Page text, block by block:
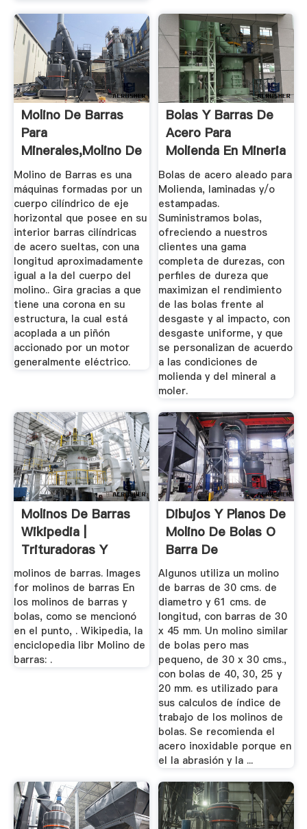
Molino De Barras
Para
Minerales,Molino De
Minerales Para
Venta
Molino de Barras es una
máquinas formadas por un
cuerpo cilíndrico de eje
horizontal que posee en su
interior barras cilíndricas
de acero sueltas, con una
longitud aproximadamente
igual a la del cuerpo del
molino.. Gira gracias a que
tiene una corona en su
estructura, la cual está
acoplada a un piñón
accionado por un motor
generalmente eléctrico.
Bolas Y Barras De
Acero Para
Molienda En Mineria
E Industria.
Bolas de acero aleado para
Molienda, laminadas y/o
estampadas.
Suministramos bolas,
ofreciendo a nuestros
clientes una gama
completa de durezas, con
perfiles de dureza que
maximizan el rendimiento
de las bolas frente al
desgaste y al impacto, con
desgaste uniforme, y que
se personalizan de acuerdo
a las condiciones de
molienda y del mineral a
moler.
Molinos De Barras
Wikipedia |
Trituradoras Y
Molinos
molinos de barras. Images
for molinos de barras En
los molinos de barras y
bolas, como se mencionó
en el punto, . Wikipedia, la
enciclopedia libr Molino de
barras: .
Dibujos Y Planos De
Molino De Bolas O
Barra De
Laboratorio
Algunos utiliza un molino
de barras de 30 cms. de
diametro y 61 cms. de
longitud, con barras de 30
x 45 mm. Un molino similar
de bolas pero mas
pequeno, de 30 x 30 cms.,
con bolas de 40, 30, 25 y
20 mm. es utilizado para
sus calculos de índice de
trabajo de los molinos de
bolas. Se recomienda el
acero inoxidable porque en
el la abrasión y la ...